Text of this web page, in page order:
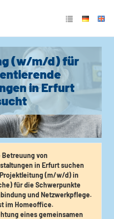
(w/m/d) für
in Erfurt
Betreuung von
in Erfurt suchen
(m/w/d) in
für die Schwerpunkte
und Netzwerkpflege.
im Homeoffice.
eines gemeinsamen